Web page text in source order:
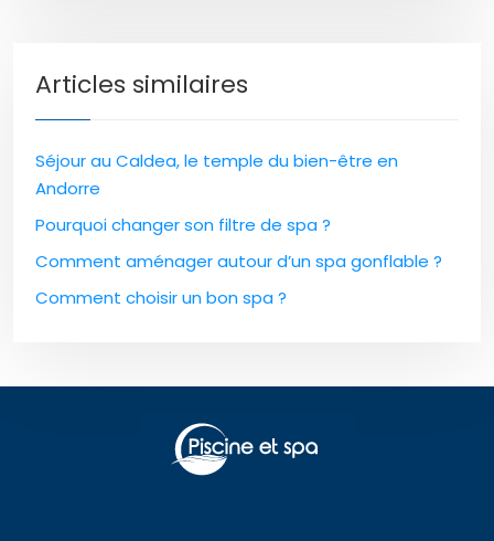
Articles similaires
Séjour au Caldea, le temple du bien-être en
Andorre
Pourquoi changer son filtre de spa ?
Comment aménager autour d’un spa gonflable ?
Comment choisir un bon spa ?